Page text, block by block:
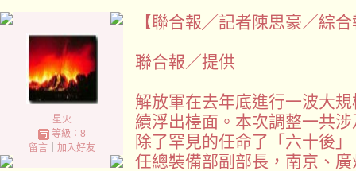
星火
等級：8
留言｜ 加入好友
【聯合報╱記者陳思豪／綜
聯合報／提供
解放軍在去年底進行一波大
續浮出檯面。本次調整一共
除了罕見的任命了「六十後
任總裝備部副部長，南京、